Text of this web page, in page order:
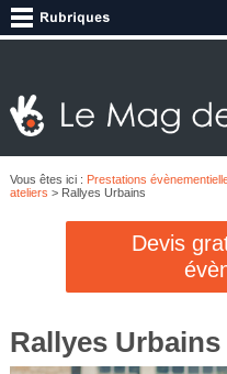
Vous êtes ici : Prestations
ateliers > Rallyes Urbains
Devis
Rallyes Urbains